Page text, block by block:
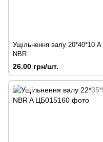
Ущільнення валу 20*40*10 A
NBR
26.00 грн/шт.